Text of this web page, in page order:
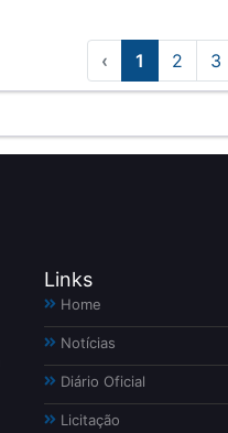
‹ 1 2 3
Links
Home
Notícias
Diário Oficial
Licitação